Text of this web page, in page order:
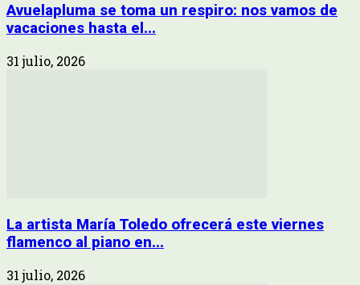
Avuelapluma se toma un respiro: nos vamos de
vacaciones hasta el...
31 julio, 2026
La artista María Toledo ofrecerá este viernes
flamenco al piano en...
31 julio, 2026